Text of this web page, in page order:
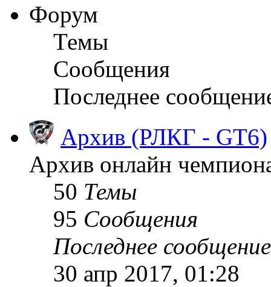
Форум
Темы
Сообщения
Последнее
Архив (РЛКГ - GT6)
Архив онлайн
50 Темы
95 Сообщения
Последнее сообщение
30 апр 2017, 01:28